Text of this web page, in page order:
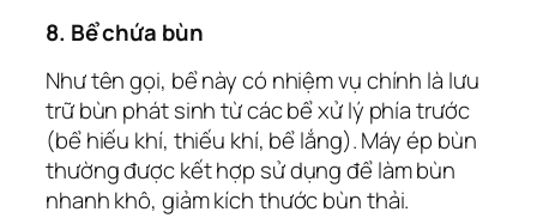
8. Bể chứa bùn
Như tên gọi, bể này có nhiệm vụ chính là lưu
trữ bùn phát sinh từ các bể xử lý phía trước
(bể hiếu khí, thiếu khí, bể lắng). Máy ép bùn
thường được kết hợp sử dụng để làm bùn
nhanh khô, giảm kích thước bùn thải.